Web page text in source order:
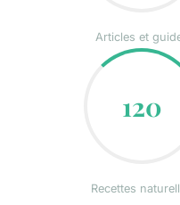
Articles et
120
Recettes